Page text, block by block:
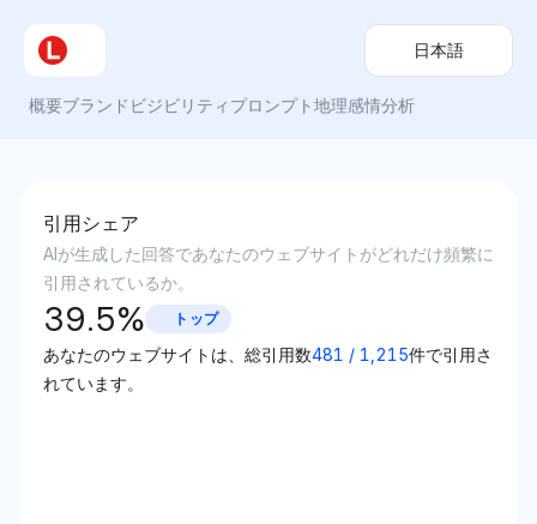
日本語
概要ブランドビジビリティ プロンプト地理感情分析
引用シェア
AIが生成した回答であなたのウェブサイトがどれだけ頻繁に
引用されているか。
39.5% トップ
あなたのウェブサイトは、総引用数481 / 1,215件で引用さ
れています。